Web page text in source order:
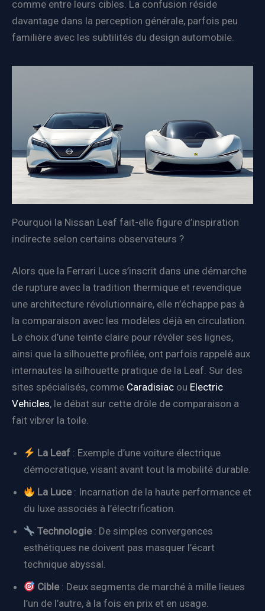
comme entre leurs cibles. La confusion réside
davantage dans la perception générale, parfois peu
familière avec les subtilités du design automobile.
Pourquoi la Nissan Leaf fait-elle figure d’inspiration
indirecte selon certains observateurs ?
Alors que la Ferrari Luce s’inscrit dans une démarche
de rupture avec la tradition thermique et revendique
une architecture révolutionnaire, elle n’échappe pas à
la comparaison avec les modèles déjà en circulation.
Le choix d’une teinte claire pour révéler ses lignes,
ainsi que la silhouette profilée, ont parfois rappelé aux
internautes la silhouette pratique de la Leaf. Sur des
sites spécialisés, comme Caradisiac ou Electric
Vehicles, le débat sur cette drôle de comparaison a
fait vibrer la toile.
La Leaf : Exemple d’une voiture électrique
démocratique, visant avant tout la mobilité durable.
La Luce: Incarnation de la haute performance et
du luxe associés à l’électrification.
Technologie: De simples convergences
esthétiques ne doivent pas masquer l’écart
technique abyssal.
Cible: Deux segments de marché à mille lieues
l’un de l’autre, à la fois en prix et en usage.